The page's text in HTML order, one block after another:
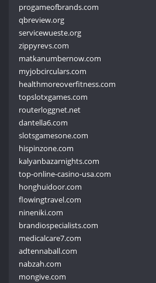
progameofbrands.com
qbreview.org
servicewueste.org
zippyrevs.com
matkanumbernow.com
myjobcirculars.com
healthmoreoverfitness.com
topslotxgames.com
routerloggnet.net
dantella6.com
slotsgamesone.com
hispinzone.com
kalyanbazarnights.com
top-online-casino-usa.com
honghuidoor.com
flowingtravel.com
nineniki.com
brandiospecialists.com
medicalcare7.com
adtennaball.com
nabzah.com
mongive.com